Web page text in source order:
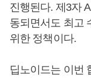
진행된다. 제3자
동되면서도 최고
위한 정책이다.
딥노이드는 이번